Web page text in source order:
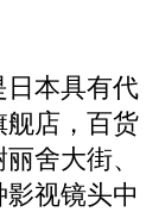
日本具有代
舰店，百货
舍大街、
视镜头中